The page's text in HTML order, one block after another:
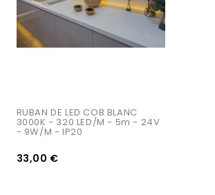
RUBAN DE LED COB BLANC
3000K - 320 LED/m - 5m - 24V
- 9W/m - IP20
33,00 €